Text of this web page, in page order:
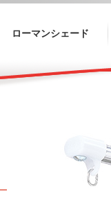
ローマンシェード